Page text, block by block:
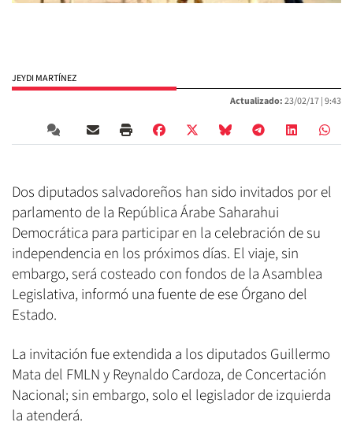
JEYDI MARTÍNEZ
Actualizado:23/02/17 |9:43
Dos diputados salvadoreños han sido invitados por el
parlamento de la República Árabe Saharahui
Democrática para participar en la celebración de su
independencia en los próximos días. El viaje, sin
embargo, será costeado con fondos de la Asamblea
Legislativa, informó una fuente de ese Órgano del
Estado.
La invitación fue extendida a los diputados Guillermo
Mata del FMLN y Reynaldo Cardoza, de Concertación
Nacional; sin embargo, solo el legislador de izquierda
la atenderá.